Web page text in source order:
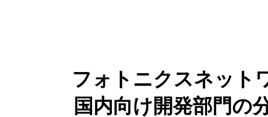
フォトニクスネット
国内向け開発部門の